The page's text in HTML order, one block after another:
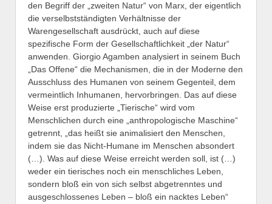
den Begriff der „zweiten Natur“ von Marx, der eigentlich
die verselbstständigten Verhältnisse der
Warengesellschaft ausdrückt, auch auf diese
spezifische Form der Gesellschaftlichkeit „der Natur“
anwenden. Giorgio Agamben analysiert in seinem Buch
„Das Offene“ die Mechanismen, die in der Moderne den
Ausschluss des Humanen von seinem Gegenteil, dem
vermeintlich Inhumanen, hervorbringen. Das auf diese
Weise erst produzierte „Tierische“ wird vom
Menschlichen durch eine „anthropologische Maschine“
getrennt, „das heißt sie animalisiert den Menschen,
indem sie das Nicht-Humane im Menschen absondert
(…). Was auf diese Weise erreicht werden soll, ist (…)
weder ein tierisches noch ein menschliches Leben,
sondern bloß ein von sich selbst abgetrenntes und
ausgeschlossenes Leben – bloß ein nacktes Leben“